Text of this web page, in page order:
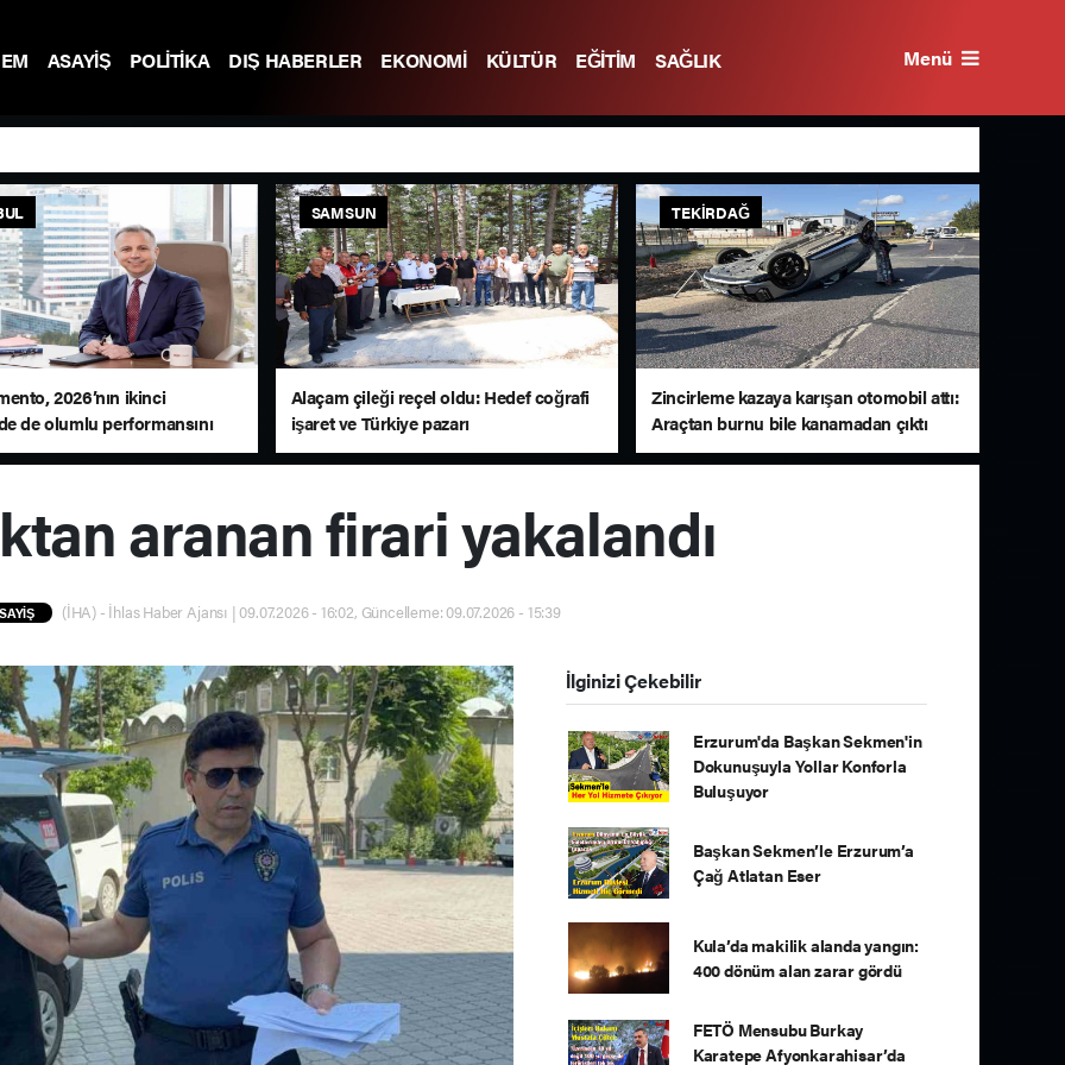
ASAYİŞ POLİTİKA DIŞ HABERLER EKONOMİ KÜLTÜR EĞİTİM SAĞLIK Menü
2026’nın ikinci
de olumlu performansını
SAMSUN
Alaçam çileği reçel oldu: Hedef coğrafi
işaret ve Türkiye pazarı
TEKIRDAĞ
Zincirleme kazaya karışan otomobil attı:
Araçtan burnu bile kanamadan çıktı
aranan firari yakalandı
(İHA) - İhlas Haber Ajansı | 09.07.2026 - 16:02, Güncelleme: 09.07.2026 - 15:39
İlginizi Çekebilir
Erzurum'da Başkan Sekmen'in
Dokunuşuyla Yollar Konforla
Buluşuyor
Başkan Sekmen’le Erzurum’a
Çağ Atlatan Eser
Kula’da makilik alanda yangın:
400 dönüm alan zarar gördü
FETÖ Mensubu Burkay
Karatepe Afyonkarahisar’da